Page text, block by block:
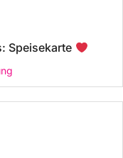
Speisekarte